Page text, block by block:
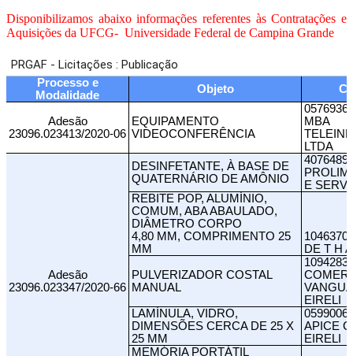
Disponibilizamos abaixo informações referentes às Contratações e
Aquisições da UFCG- Universidade Federal de Campina Grande